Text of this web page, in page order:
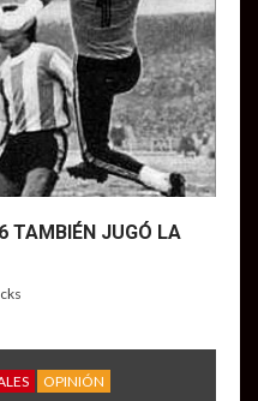
TAMBIÉN JUGÓ LA
OPINIÓN